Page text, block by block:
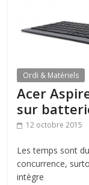
Ordi & Matériels
Acer
sur
12 octobre 2015
Les temps sont
concurrence,
intègre